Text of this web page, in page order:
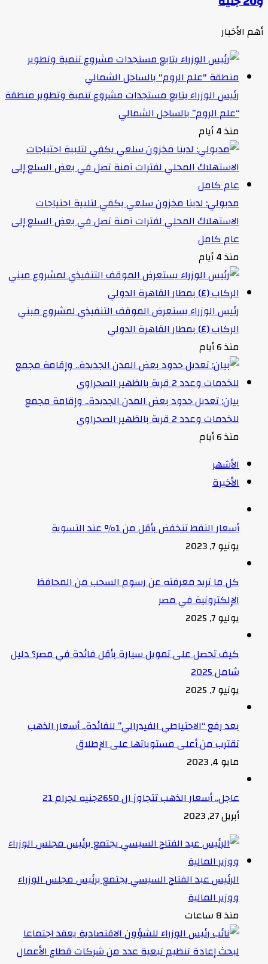
أهم الأخبار
رئيس الوزراء يتابع مستجدات مشروع تنمية وتطوير منطقة
“علم الروم” بالساحل الشمالي
منذ 4 أيام
مدبولي: لدينا مخزون سلعي يكفي لتلبية احتياجات
الاستهلاك المحلي لفترات آمنة تصل في بعض السلع إلى
عام كامل
منذ 4 أيام
رئيس الوزراء يستعرض الموقف التنفيذي لمشروع مبني
الركاب (٤) بمطار القاهرة الدولي
منذ 6 أيام
بيان: تعديل حدود بعض المدن الجديدة.. وإقامة مجمع
للخدمات وعدد 2 قرية بالظهير الصحراوي
منذ 6 أيام
الأشهر
الأخيرة
أسعار النفط تنخفض بأقل من 1% عند التسوية
يونيو 7, 2023
كل ما تريد معرفته عن رسوم السحب من المحافظ
الإلكترونية في مصر
يوليو 7, 2025
كيف تحصل على تمويل سيارة بأقل فائدة في مصر؟ دليل
شامل 2025
يونيو 7, 2025
بعد رفع “الاحتياطي الفيدرالي” للفائدة.. أسعار الذهب
تقترب من أعلى مستوياتها على الإطلاق
مايو 4, 2023
عاجل.. أسعار الذهب تتجاوز ال 2650جنيه لجرام 21
أبريل 27, 2023
الرئيس عبد الفتاح السيسي يجتمع برئيس مجلس الوزراء
ووزير المالية
منذ 8 ساعات